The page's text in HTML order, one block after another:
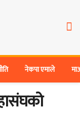
नेकपा एमाले